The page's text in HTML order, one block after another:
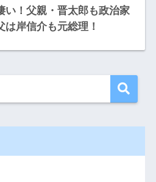
い！父親・晋太郎も政治家
岸信介も元総理！